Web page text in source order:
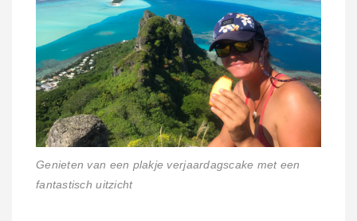
Genieten van een plakje verjaardagscake met een
fantastisch uitzicht